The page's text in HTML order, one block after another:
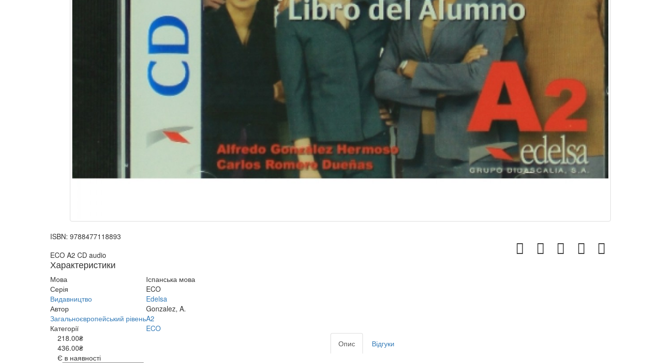
ISBN: 9788477118893
ECO A2 CD audio
Характеристики
Мова
Іспанська мова
Серія
ECO
Видавництво
Edelsa
Автор
Gonzalez, A.
Загальноєвропейський рівеньA2
Категорії
ECO
218.00₴
436.00₴
Є в наявності
Опис Відгуки